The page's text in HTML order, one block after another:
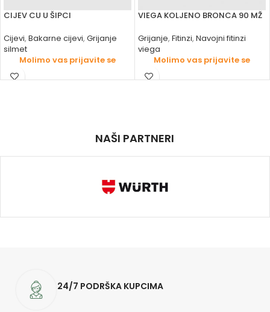
CIJEV CU U ŠIPCI
Cijevi, Bakarne cijevi, Grijanje
silmet
Molimo vas prijavite se
VIEGA KOLJENO BRONCA 90 MŽ
Grijanje, Fitinzi, Navojni fitinzi
viega
Molimo vas prijavite se
NAŠI PARTNERI
24/7 PODRŠKA KUPCIMA